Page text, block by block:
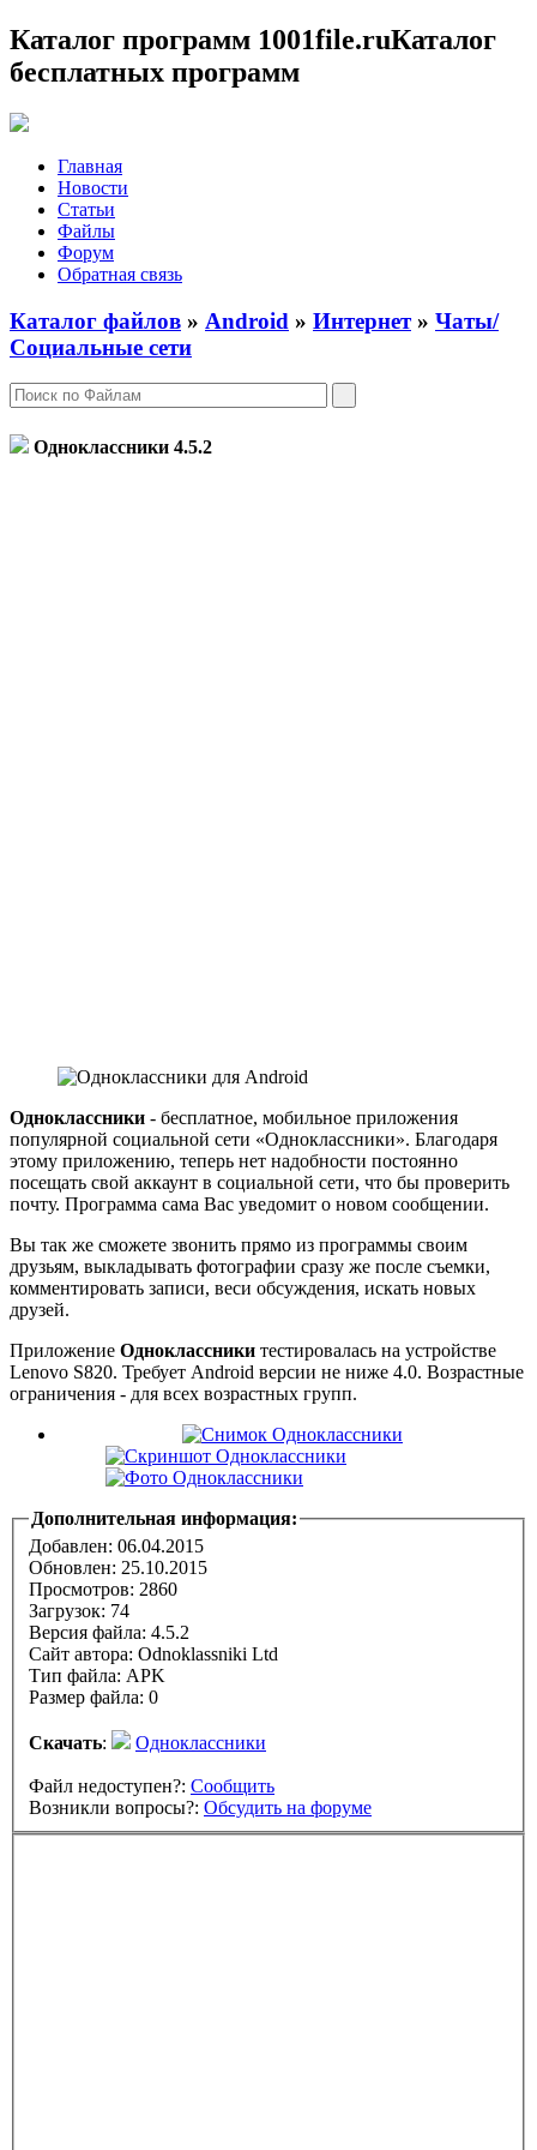
Каталог программ 1001file.ruКаталог
бесплатных программ
Главная
Новости
Статьи
Файлы
Форум
Обратная связь
Каталог файлов » Android » Интернет » Чаты/
Социальные сети
Одноклассники 4.5.2
Одноклассники - бесплатное, мобильное приложения
популярной социальной сети «Одноклассники». Благодаря
этому приложению, теперь нет надобности постоянно
посещать свой аккаунт в социальной сети, что бы проверить
почту. Программа сама Вас уведомит о новом сообщении.
Вы так же сможете звонить прямо из программы своим
друзьям, выкладывать фотографии сразу же после съемки,
комментировать записи, веси обсуждения, искать новых
друзей.
Приложение Одноклассники тестировалась на устройстве
Lenovo S820. Требует Android версии не ниже 4.0. Возрастные
ограничения - для всех возрастных групп.
Дополнительная информация:
Добавлен: 06.04.2015
Обновлен: 25.10.2015
Просмотров: 2860
Загрузок: 74
Версия файла: 4.5.2
Сайт автора: Odnoklassniki Ltd
Тип файла: APK
Размер файла: 0
Скачать: Одноклассники
Файл недоступен?: Сообщить
Возникли вопросы?: Обсудить на форуме